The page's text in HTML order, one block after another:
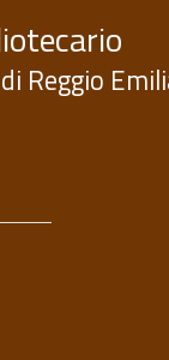
Reggio